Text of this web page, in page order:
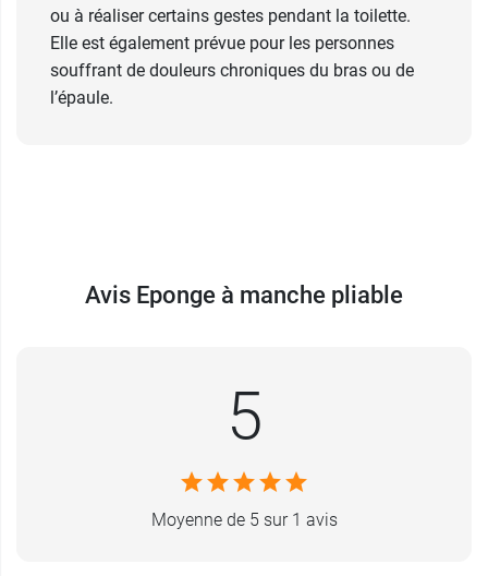
ou à réaliser certains gestes pendant la toilette.
Elle est également prévue pour les personnes
souffrant de douleurs chroniques du bras ou de
l’épaule.
Avis Eponge à manche pliable
5
Moyenne de 5 sur 1 avis